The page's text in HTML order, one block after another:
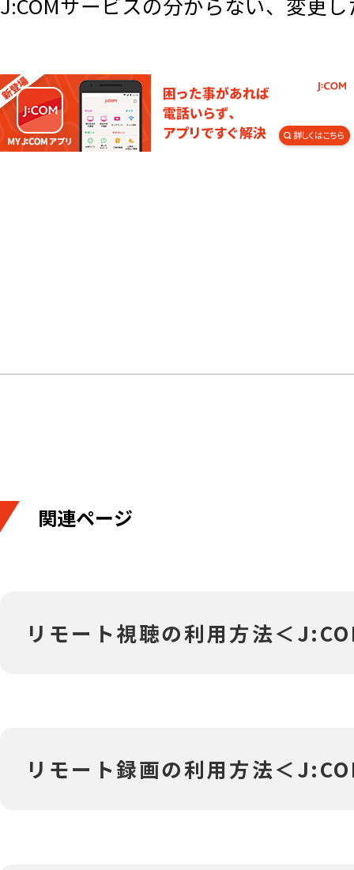
関連ページ
リモート視聴の利用方法＜
リモート録画の利用方法＜